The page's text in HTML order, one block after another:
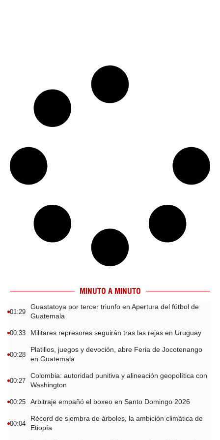
MINUTO A MINUTO
01:29
Guastatoya por tercer triunfo en Apertura del fútbol de
Guatemala
00:33 Militares represores seguirán tras las rejas en Uruguay
00:28
Platillos, juegos y devoción, abre Feria de Jocotenango
en Guatemala
00:27
Colombia: autoridad punitiva y alineación geopolítica con
Washington
00:25 Arbitraje empañó el boxeo en Santo Domingo 2026
00:04
Récord de siembra de árboles, la ambición climática de
Etiopía